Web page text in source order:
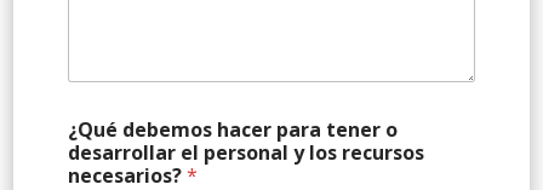
¿Qué debemos hacer para tener o
desarrollar el personal y los recursos
necesarios?*